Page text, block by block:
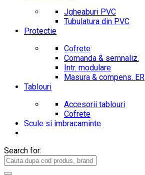
Jgheaburi PVC
Tubulatura din PVC
Protectie
Cofrete
Comanda & semnaliz.
Intr. modulare
Masura & compens. ER
Tablouri
Accesorii tablouri
Cofrete
Scule si imbracaminte
Search for: